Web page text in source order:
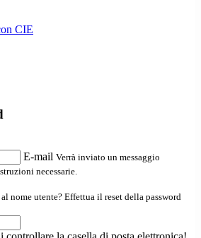
CIE
E-mail Verrà inviato un messaggio
necessarie.
nome utente? Effettua il reset della password